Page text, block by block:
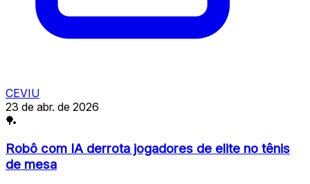
CEVIU
23 de abr. de 2026
🏓
Robô com IA derrota jogadores de elite no tênis
de mesa